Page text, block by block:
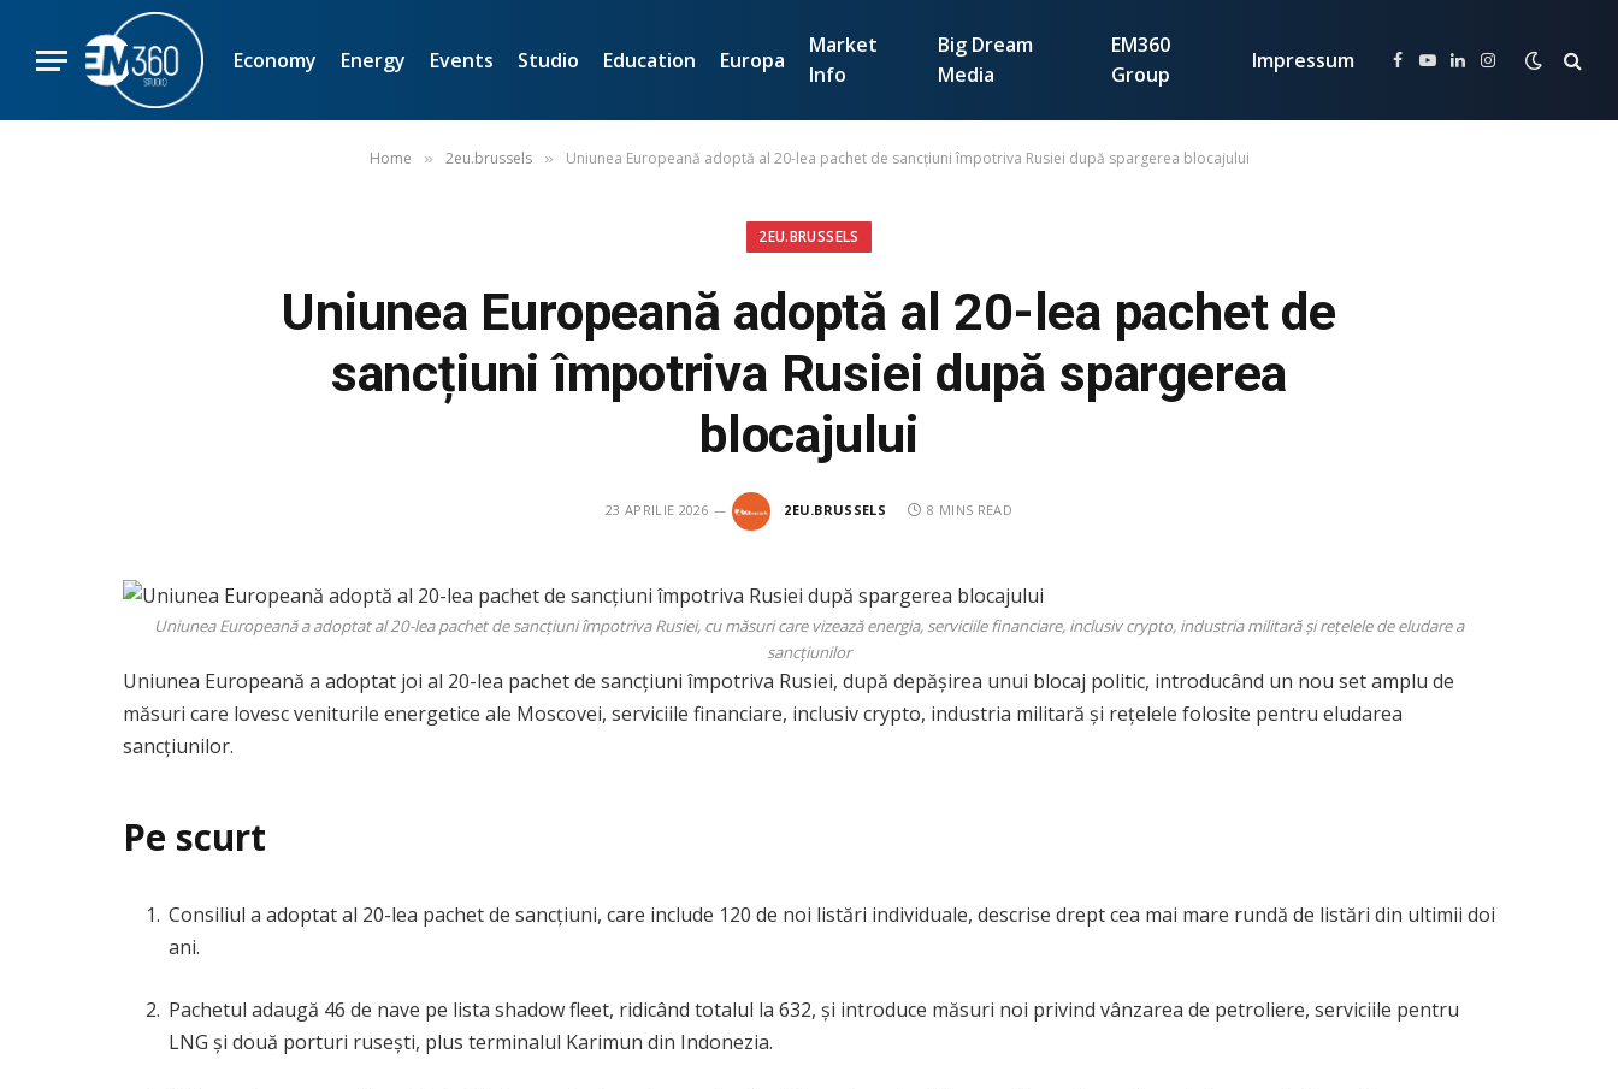
Economy Energy Events Studio Education Europa
Market
Info
Big Dream
Media
EM360
Group
Impressum Facebook
YouTube
LinkedInInstagram
Home » 2eu.brussels » Uniunea Europeană adoptă al 20-lea pachet de sancțiuni împotriva Rusiei după spargerea blocajului
2EU.BRUSSELS
Uniunea Europeană adoptă al 20-lea pachet de
sancțiuni împotriva Rusiei după spargerea
blocajului
23 APRILIE 2026 2EU.BRUSSELS 8 MINS READ
Uniunea Europeană a adoptat al 20-lea pachet de sancțiuni împotriva Rusiei, cu măsuri care vizează energia, serviciile financiare, inclusiv crypto, industria militară și rețelele de eludare a
sancțiunilor
Uniunea Europeană a adoptat joi al 20-lea pachet de sancțiuni împotriva Rusiei, după depășirea unui blocaj politic, introducând un nou set amplu de
măsuri care lovesc veniturile energetice ale Moscovei, serviciile financiare, inclusiv crypto, industria militară și rețelele folosite pentru eludarea
sancțiunilor.
Pe scurt
Consiliul a adoptat al 20-lea pachet de sancțiuni, care include 120 de noi listări individuale, descrise drept cea mai mare rundă de listări din ultimii doi
ani.
Pachetul adaugă 46 de nave pe lista shadow fleet, ridicând totalul la 632, și introduce măsuri noi privind vânzarea de petroliere, serviciile pentru
LNG și două porturi rusești, plus terminalul Karimun din Indonezia.